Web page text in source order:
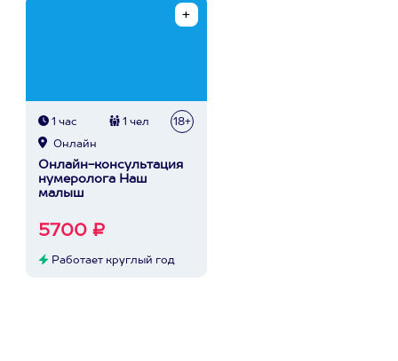
1 час 1 чел 18+
Онлайн
Онлайн-консультация
нумеролога Наш
малыш
5700 ₽
Работает круглый год